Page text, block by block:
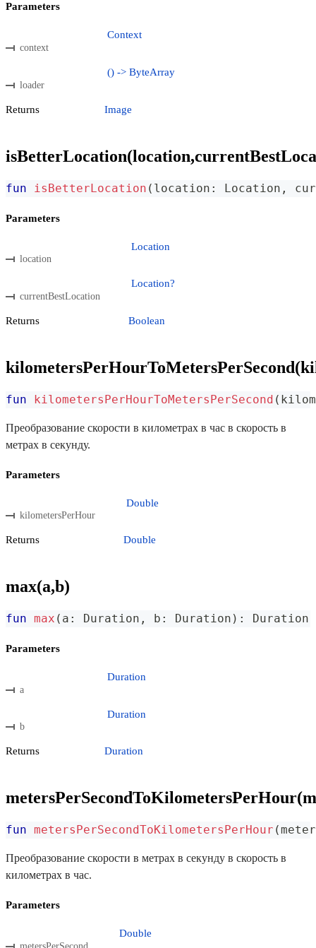
Parameters
context
Context
loader
() -> ByteArray
Returns Image
fun isBetterLocation ( location : Location ,
Parameters
location
Location
currentBestLocation
Location?
Returns Boolean
fun kilometersPerHourToMetersPerSecond (
Преобразование скорости в километрах в час в скорость в
метрах в секунду.
Parameters
kilometersPerHour
Double
Returns Double
max(a,b)
fun max ( a : Duration , b : Duration ) : Duration
Parameters
a
Duration
b
Duration
Returns Duration
fun metersPerSecondToKilometersPerHour (
Преобразование скорости в метрах в секунду в скорость в
километрах в час.
Parameters
Double